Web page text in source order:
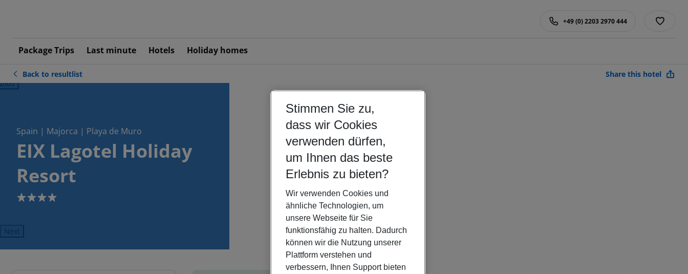
Package Trips Last minute Hotels Holiday homes
+49 (0) 2203 2970 444
Back to resultlist Share this hotel
Spain | Majorca | Playa de Muro
EIX Lagotel Holiday
Resort
4
Next
Stimmen Sie zu,
dass wir Cookies
verwenden dürfen,
um Ihnen das beste
Erlebnis zu bieten?
Wir verwenden Cookies und
ähnliche Technologien, um
unsere Webseite für Sie
funktionsfähig zu halten. Dadurch
können wir die Nutzung unserer
Plattform verstehen und
verbessern, Ihnen Support bieten